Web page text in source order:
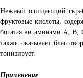
Нежный очищающий скраб
фруктовые кислоты,
богатая витаминами А, В,
также оказывает
тонизирует.
Применение